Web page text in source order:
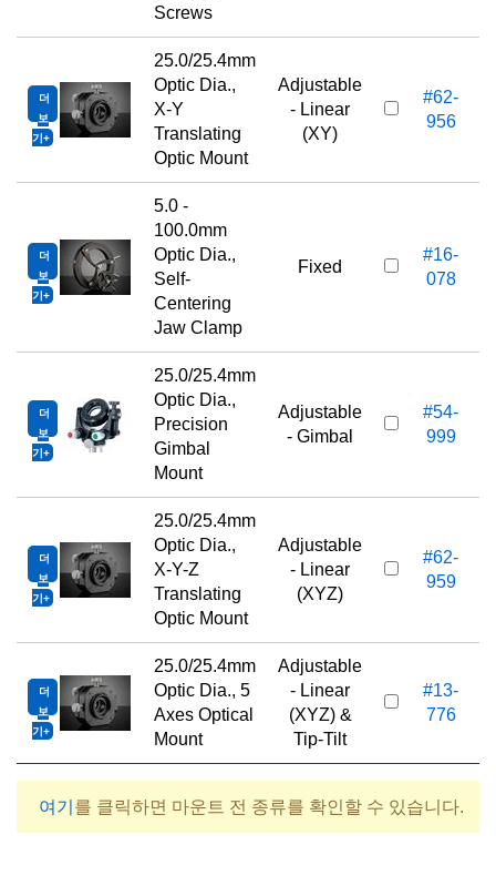
Screws
더
보
기
25.0/25.4mm
Optic Dia.,
X-Y
Translating
Optic Mount
Adjustable
- Linear
(XY)
#62-
956
더
보
기
5.0 -
100.0mm
Optic Dia.,
Self-
Centering
Jaw Clamp
Fixed
#16-
078
더
보
기
25.0/25.4mm
Optic Dia.,
Precision
Gimbal
Mount
Adjustable
- Gimbal
#54-
999
더
보
기
25.0/25.4mm
Optic Dia.,
X-Y-Z
Translating
Optic Mount
Adjustable
- Linear
(XYZ)
#62-
959
더
보
기
25.0/25.4mm
Optic Dia., 5
Axes Optical
Mount
Adjustable
- Linear
(XYZ) &
Tip-Tilt
#13-
776
여기 를 클릭하면 마운트 전 종류를 확인할 수 있습니다.